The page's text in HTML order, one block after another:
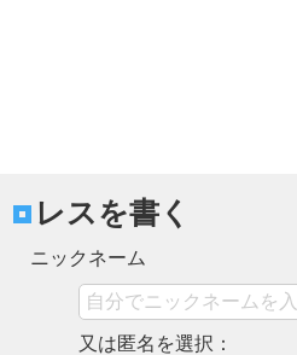
レスを書く
ニックネーム
又は匿名を選択：